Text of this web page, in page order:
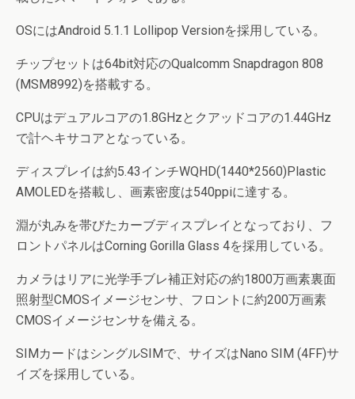
OSにはAndroid 5.1.1 Lollipop Versionを採用している。
チップセットは64bit対応のQualcomm Snapdragon 808
(MSM8992)を搭載する。
CPUはデュアルコアの1.8GHzとクアッドコアの1.44GHz
で計ヘキサコアとなっている。
ディスプレイは約5.43インチWQHD(1440*2560)Plastic
AMOLEDを搭載し、画素密度は540ppiに達する。
淵が丸みを帯びたカーブディスプレイとなっており、フ
ロントパネルはCorning Gorilla Glass 4を採用している。
カメラはリアに光学手ブレ補正対応の約1800万画素裏面
照射型CMOSイメージセンサ、フロントに約200万画素
CMOSイメージセンサを備える。
SIMカードはシングルSIMで、サイズはNano SIM (4FF)サ
イズを採用している。